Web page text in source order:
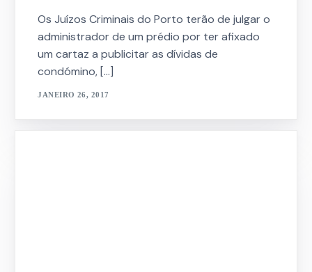
Os Juízos Criminais do Porto terão de julgar o
administrador de um prédio por ter afixado
um cartaz a publicitar as dívidas de
condómino, […]
JANEIRO 26, 2017